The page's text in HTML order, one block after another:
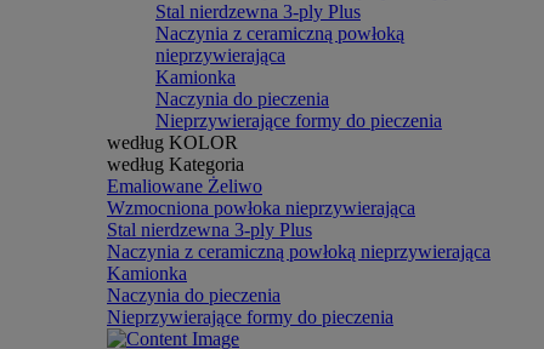
Stal nierdzewna 3-ply Plus
Naczynia z ceramiczną powłoką
nieprzywierająca
Kamionka
Naczynia do pieczenia
Nieprzywierające formy do pieczenia
według KOLOR
według Kategoria
Emaliowane Żeliwo
Wzmocniona powłoka nieprzywierająca
Stal nierdzewna 3-ply Plus
Naczynia z ceramiczną powłoką nieprzywierająca
Kamionka
Naczynia do pieczenia
Nieprzywierające formy do pieczenia